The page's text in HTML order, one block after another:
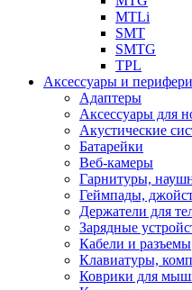
MTLi
SMT
SMTG
TPL
Аксессуары и
Адаптеры
Аксессуары для
Акустические
Батарейки
Веб-камеры
Гарнитуры,
Геймпады,
Держатели для
Зарядные
Кабели и разъемы
Клавиатуры,
Коврики для